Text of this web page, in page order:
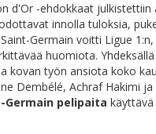
d'Or -ehdokkaat
innolla tuloksia,
Germain voitti Ligue
huomiota.
kovan työn ansiota koko
Dembélé, Achraf Hakimi
Germain pelipaita